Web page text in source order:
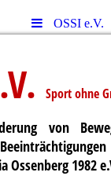
OSSI e.V.
Sport ohne
von
Ossenberg 1982